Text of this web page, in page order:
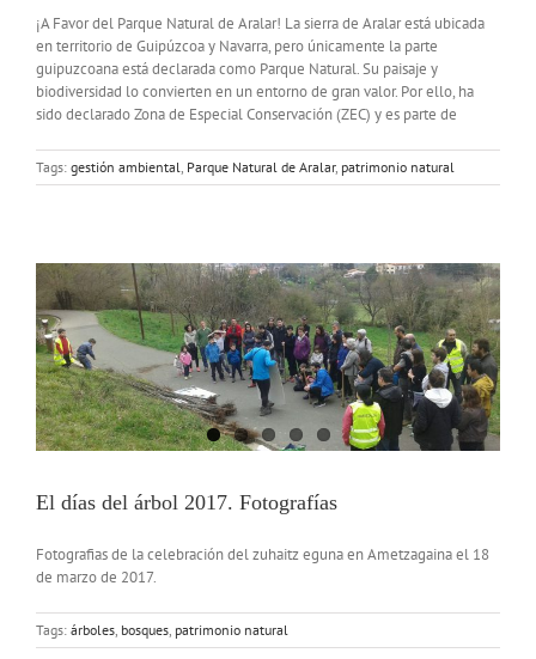
¡A Favor del Parque Natural de Aralar! La sierra de Aralar está ubicada
en territorio de Guipúzcoa y Navarra, pero únicamente la parte
guipuzcoana está declarada como Parque Natural. Su paisaje y
biodiversidad lo convierten en un entorno de gran valor. Por ello, ha
sido declarado Zona de Especial Conservación (ZEC) y es parte de
Tags: gestión ambiental Parque Natural de Aralar, patrimonio natural
El días del árbol 2017. Fotografías
Fotografias de la celebración del zuhaitz eguna en Ametzagaina el 18
de marzo de 2017.
Tags: árboles, bosques, patrimonio natural